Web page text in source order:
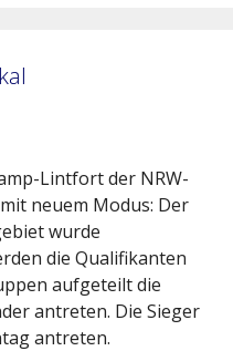
Lintfort der NRW-
neuem Modus: Der
wurde
die Qualifikanten
aufgeteilt die
antreten. Die Sieger
antreten.